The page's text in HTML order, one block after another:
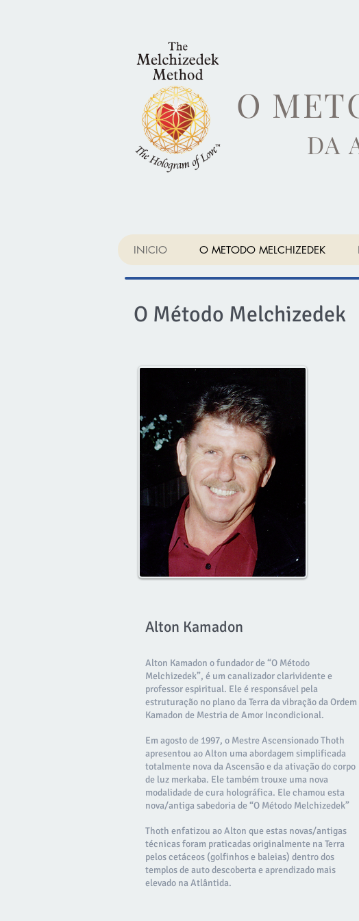
O
DA
INICIO O METODO MELCHIZEDEK
O Método Melchizedek
Alton Kamadon
Alton Kamadon o fundador de “O Método
Melchizedek”, é um canalizador clarividente e
professor espiritual. Ele é responsável pela
estruturação no plano da Terra da vibração da Ordem
Kamadon de Mestria de Amor Incondicional.
Em agosto de 1997, o Mestre Ascensionado Thoth
apresentou ao Alton uma abordagem simplificada
totalmente nova da Ascensão e da ativação do corpo
de luz merkaba. Ele também trouxe uma nova
modalidade de cura holográfica. Ele chamou esta
nova/antiga sabedoria de “O Método Melchizedek”
Thoth enfatizou ao Alton que estas novas/antigas
técnicas foram praticadas originalmente na Terra
pelos cetáceos (golfinhos e baleias) dentro dos
templos de auto descoberta e aprendizado mais
elevado na Atlântida.